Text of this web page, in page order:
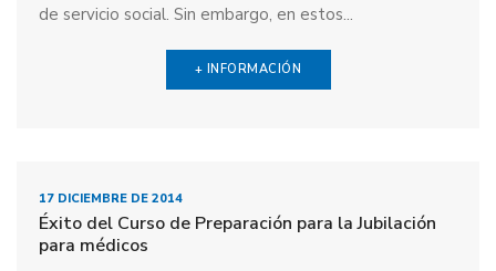
de servicio social. Sin embargo, en estos...
+ INFORMACIÓN
17 DICIEMBRE DE 2014
Éxito del Curso de Preparación para la Jubilación
para médicos